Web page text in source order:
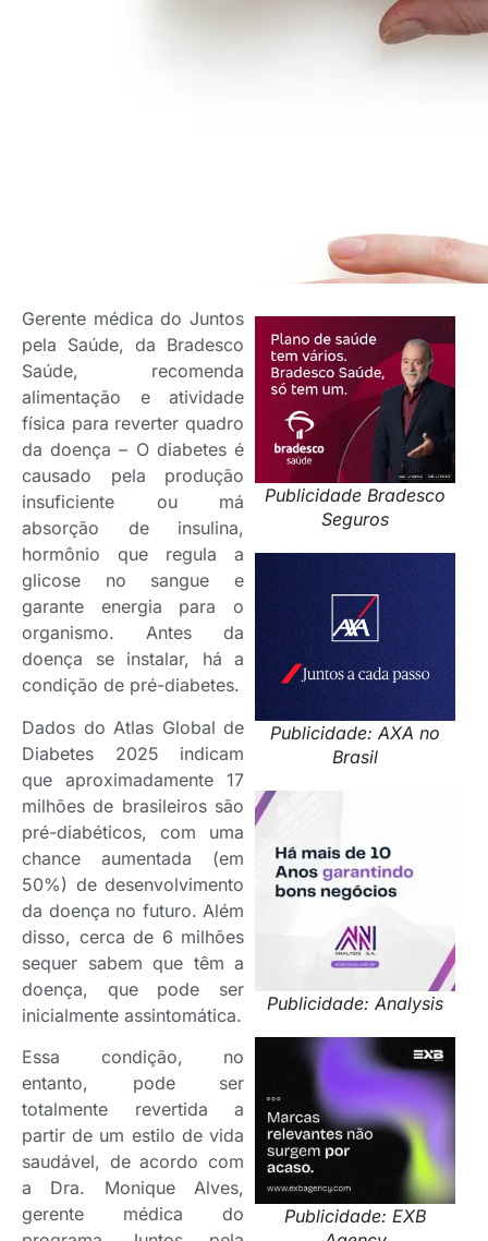
Publicidade Bradesco
Seguros
Publicidade: AXA no
Brasil
Publicidade: Analysis
Publicidade: EXB
Gerente médica do Juntos
pela Saúde, da Bradesco
Saúde, recomenda
alimentação e atividade
física para reverter quadro
da doença – O diabetes é
causado pela produção
insuficiente ou má
absorção de insulina,
hormônio que regula a
glicose no sangue e
garante energia para o
organismo. Antes da
doença se instalar, há a
condição de pré-diabetes.
Dados do Atlas Global de
Diabetes 2025 indicam
que aproximadamente 17
milhões de brasileiros são
pré-diabéticos, com uma
chance aumentada (em
50%) de desenvolvimento
da doença no futuro. Além
disso, cerca de 6 milhões
sequer sabem que têm a
doença, que pode ser
inicialmente assintomática.
Essa condição, no
entanto, pode ser
totalmente revertida a
partir de um estilo de vida
saudável, de acordo com
a Dra. Monique Alves,
gerente médica do